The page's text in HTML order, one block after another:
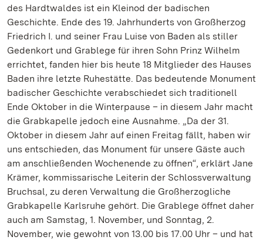
des Hardtwaldes ist ein Kleinod der badischen
Geschichte. Ende des 19. Jahrhunderts von Großherzog
Friedrich I. und seiner Frau Luise von Baden als stiller
Gedenkort und Grablege für ihren Sohn Prinz Wilhelm
errichtet, fanden hier bis heute 18 Mitglieder des Hauses
Baden ihre letzte Ruhestätte. Das bedeutende Monument
badischer Geschichte verabschiedet sich traditionell
Ende Oktober in die Winterpause – in diesem Jahr macht
die Grabkapelle jedoch eine Ausnahme. „Da der 31.
Oktober in diesem Jahr auf einen Freitag fällt, haben wir
uns entschieden, das Monument für unsere Gäste auch
am anschließenden Wochenende zu öffnen“, erklärt Jane
Krämer, kommissarische Leiterin der Schlossverwaltung
Bruchsal, zu deren Verwaltung die Großherzogliche
Grabkapelle Karlsruhe gehört. Die Grablege öffnet daher
auch am Samstag, 1. November, und Sonntag, 2.
November, wie gewohnt von 13.00 bis 17.00 Uhr – und hat